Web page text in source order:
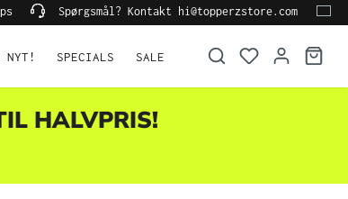
Spørgsmål? Kontakt hi@topperzstore.com
NYT! SPECIALS SALE
HALVPRIS!